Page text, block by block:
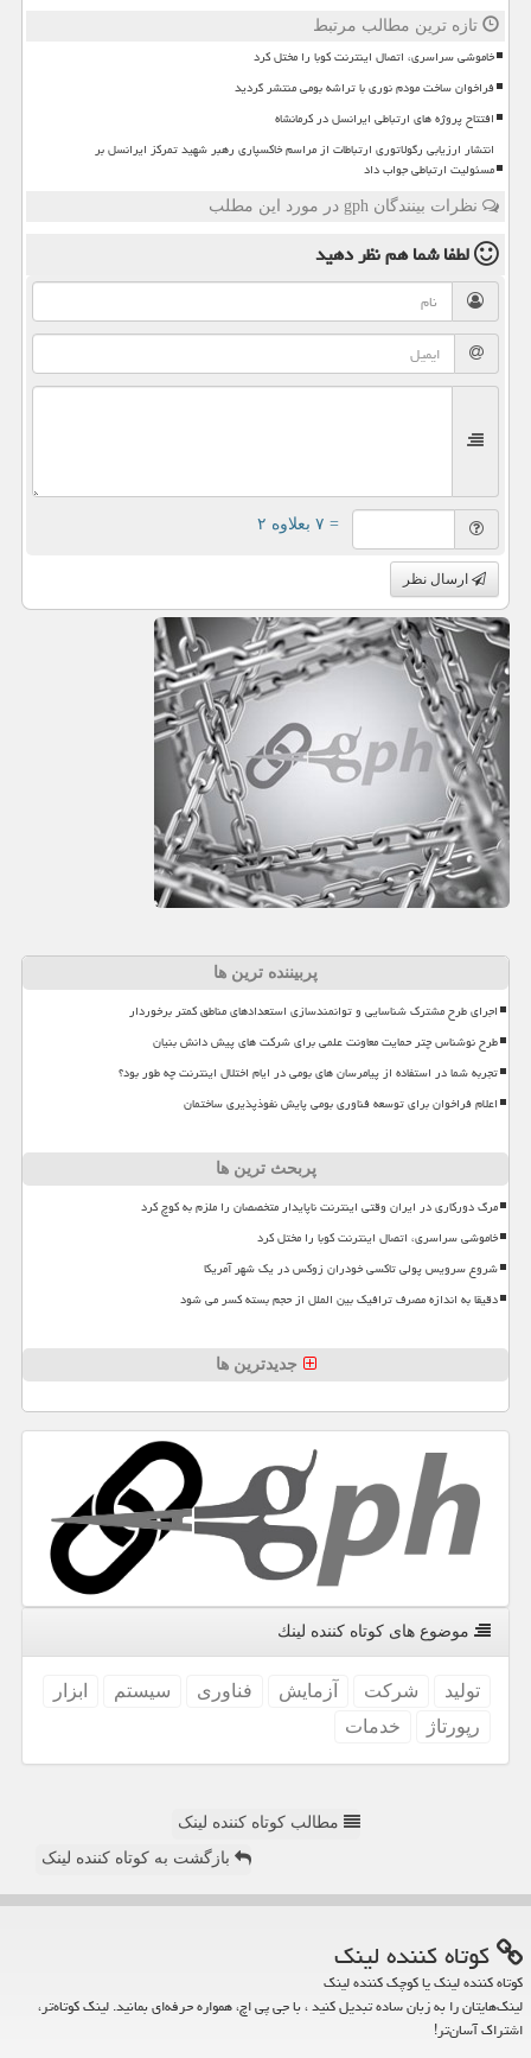
تازه ترین مطالب مرتبط
خاموشی سراسری، اتصال اینترنت کوبا را مختل کرد
فراخوان ساخت مودم نوری با تراشه بومی منتشر گردید
افتتاح پروژه های ارتباطی ایرانسل در کرمانشاه
انتشار ارزیابی رگولاتوری ارتباطات از مراسم خاکسپاری رهبر شهید تمرکز ایرانسل بر
مسئولیت ارتباطی جواب داد
نظرات بینندگان gph در مورد این مطلب
لطفا شما همنظر دهید
= ۷ بعلاوه ۲
ارسال نظر
پربیننده ترین ها
اجرای طرح مشترک شناسایی و توانمندسازی استعدادهای مناطق کمتر برخوردار
طرح نوشناس چتر حمایت معاونت علمی برای شرکت های پیش دانش بنیان
تجربه شما در استفاده از پیامرسان های بومی در ایام اختلال اینترنت چه طور بود؟
اعلام فراخوان برای توسعه فناوری بومی پایش نفوذپذیری ساختمان
پربحث ترین ها
مرگ دورکاری در ایران وقتی اینترنت ناپایدار متخصصان را ملزم به کوچ کرد
خاموشی سراسری، اتصال اینترنت کوبا را مختل کرد
شروع سرویس پولی تاکسی خودران زوکس در یک شهر آمریکا
دقیقا به اندازه مصرف ترافیک بین الملل از حجم بسته کسر می شود
جدیدترین ها
موضوع های كوتاه كننده لینك
تولید شركت آزمایش فناوری سیستم
ابزار
رپورتاژ
خدمات
مطالب کوتاه کننده لینک
بازگشت به کوتاه کننده لینک
كوتاه كننده لینك
کوتاه کننده لینک یا کوچک کننده لینک
لینک‌هایتان را به زبان ساده تبدیل کنید ، با جی پی اچ، همواره حرفه‌ای بمانید. لینک کوتاه‌تر،
اشتراک آسان‌تر!